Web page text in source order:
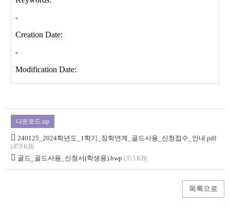
다운로드.zip
240125_2024학년도_1학기_장학연계_골드사용_신청접수_안내.pdf
(47.9 KB)
골드_골드사용_신청서(학생용).hwp (35.5 KB)
목록으로